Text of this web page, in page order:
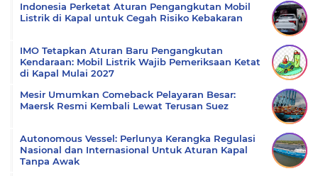
Indonesia Perketat Aturan Pengangkutan Mobil
Listrik di Kapal untuk Cegah Risiko Kebakaran
IMO Tetapkan Aturan Baru Pengangkutan
Kendaraan: Mobil Listrik Wajib Pemeriksaan Ketat
di Kapal Mulai 2027
Mesir Umumkan Comeback Pelayaran Besar:
Maersk Resmi Kembali Lewat Terusan Suez
Autonomous Vessel: Perlunya Kerangka Regulasi
Nasional dan Internasional Untuk Aturan Kapal
Tanpa Awak